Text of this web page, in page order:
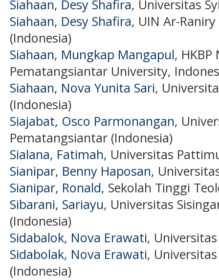
Siahaan, Desy Shafira, Universitas
Siahaan, Desy Shafira, UIN Ar-
(Indonesia)
Siahaan, Mungkap Mangapul,
Pematangsiantar University,
Siahaan, Nova Yunita Sari,
(Indonesia)
Siajabat, Osco Parmonangan,
Pematangsiantar (Indonesia)
Sialana, Fatimah, Universitas
Sianipar, Benny Haposan,
Sianipar, Ronald, Sekolah Tinggi
Sibarani, Sariayu, Universitas
(Indonesia)
Sidabalok, Nova Erawati,
Sidabolak, Nova Erawati,
(Indonesia)